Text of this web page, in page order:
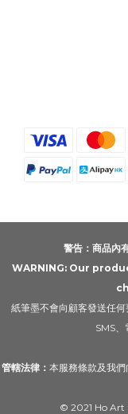
警告：商品內
WARNING: Our
紙筆墨不會向顧客發送任
SMS
管轄法律： 本服務條款及我
© 2021 Ho Art